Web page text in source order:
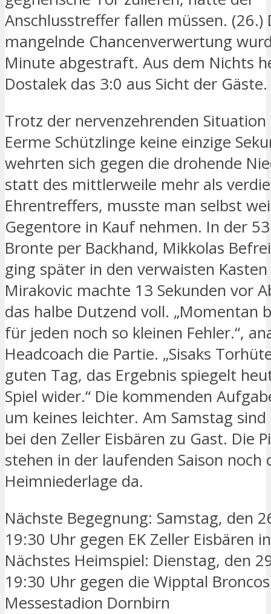
Anschlusstreffer fallen müssen. (26.)
mangelnde Chancenverwertung
Minute abgestraft. Aus dem Nichts
Dostalek das 3:0 aus Sicht der Gäste.
Trotz der nervenzehrenden
Eerme Schützlinge keine einzige
wehrten sich gegen die drohende
statt des mittlerweile mehr als
Ehrentreffers, musste man selbst
Gegentore in Kauf nehmen. In der
Bronte per Backhand, Mikkolas
ging später in den verwaisten
Mirakovic machte 13 Sekunden vor
das halbe Dutzend voll. „Momentan
für jeden noch so kleinen Fehler.“,
Headcoach die Partie. „Sisaks
guten Tag, das Ergebnis spiegelt
Spiel wider.“ Die kommenden
um keines leichter. Am Samstag
bei den Zeller Eisbären zu Gast. Die
stehen in der laufenden Saison noch
Heimniederlage da.
Nächste Begegnung: Samstag, den
19:30 Uhr gegen EK Zeller Eisbären
Nächstes Heimspiel: Dienstag, den
19:30 Uhr gegen die Wipptal
Messestadion Dornbirn